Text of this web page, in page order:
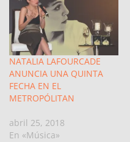
NATALIA LAFOURCADE
ANUNCIA UNA QUINTA
FECHA EN EL
METROPÓLITAN
abril 25, 2018
En «Música»